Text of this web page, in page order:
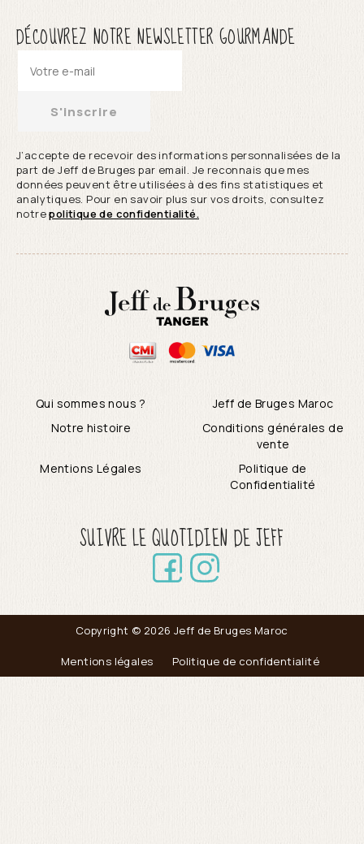
DÉCOUVREZ NOTRE NEWSLETTER GOURMANDE
S'inscrire
J’accepte de recevoir des informations personnalisées de la
part de Jeff de Bruges par email. Je reconnais que mes
données peuvent être utilisées à des fins statistiques et
analytiques. Pour en savoir plus sur vos droits, consultez
notrepolitique de confidentialité.
Qui sommes nous ?
Jeff de Bruges Maroc
Notre histoire
Conditions générales de
vente
Mentions Légales
Politique de
Confidentialité
SUIVRE LE QUOTIDIEN DE JEFF
Copyright © 2026 Jeff de Bruges Maroc
Mentions légales Politique de confidentialité